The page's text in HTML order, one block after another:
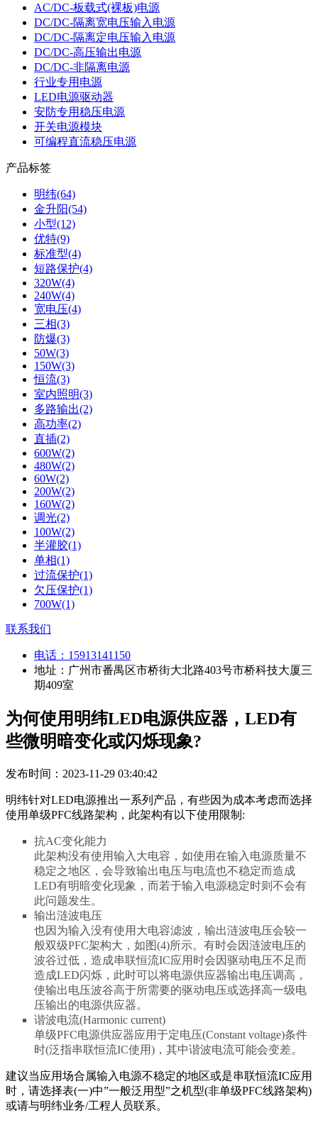
AC/DC-板载式(裸板)电源
DC/DC-隔离宽电压输入电源
DC/DC-隔离定电压输入电源
DC/DC-高压输出电源
DC/DC-非隔离电源
行业专用电源
LED电源驱动器
安防专用稳压电源
开关电源模块
可编程直流稳压电源
产品标签
明纬(64)
金升阳(54)
小型(12)
优特(9)
标准型(4)
短路保护(4)
320W(4)
240W(4)
宽电压(4)
三相(3)
防爆(3)
50W(3)
150W(3)
恒流(3)
室内照明(3)
多路输出(2)
高功率(2)
直插(2)
600W(2)
480W(2)
60W(2)
200W(2)
160W(2)
调光(2)
100W(2)
半灌胶(1)
单相(1)
过流保护(1)
欠压保护(1)
700W(1)
联系我们
电话： 15913141150
地址：广州市番禺区市桥街大北路403号市桥科技大厦三
期409室
为何使用明纬LED电源供应器，LED有
些微明暗变化或闪烁现象?
发布时间：2023-11-29 03:40:42
明纬针对LED电源推出一系列产品，有些因为成本考虑而选择
使用单级PFC线路架构，此架构有以下使用限制:
抗AC变化能力
此架构没有使用输入大电容，如使用在输入电源质量不
稳定之地区，会导致输出电压与电流也不稳定而造成
LED有明暗变化现象，而若于输入电源稳定时则不会有
此问题发生。
输出涟波电压
也因为输入没有使用大电容滤波，输出涟波电压会较一
般双级PFC架构大，如图(4)所示。有时会因涟波电压的
波谷过低，造成串联恒流IC应用时会因驱动电压不足而
造成LED闪烁，此时可以将电源供应器输出电压调高，
使输出电压波谷高于所需要的驱动电压或选择高一级电
压输出的电源供应器。
谐波电流(Harmonic current)
单级PFC电源供应器应用于定电压(Constant voltage)条件
时(泛指串联恒流IC使用)，其中谐波电流可能会变差。
建议当应用场合属输入电源不稳定的地区或是串联恒流IC应用
时，请选择表(一)中”一般泛用型”之机型(非单级PFC线路架构)
或请与明纬业务/工程人员联系。